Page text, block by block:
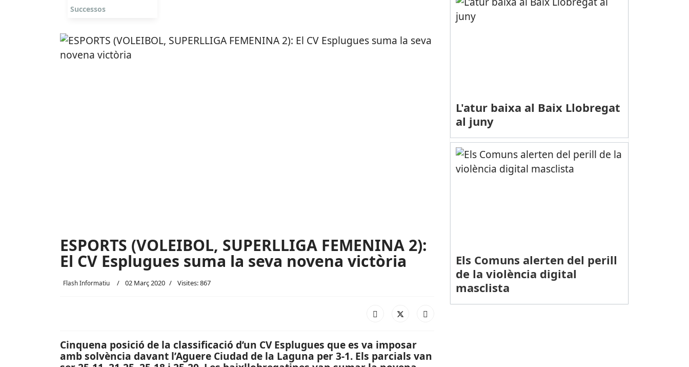
Successos
ESPORTS (VOLEIBOL, SUPERLLIGA FEMENINA 2):
El CV Esplugues suma la seva novena victòria
Flash Informatiu 02 Març 2020 Visites: 867
Cinquena posició de la classificació d’un CV Esplugues que es va imposar
amb solvència davant l’Aguere Ciudad de la Laguna per 3-1. Els parcials van
L'atur baixa al Baix Llobregat
al juny
Els Comuns alerten del perill
de la violència digital
masclista